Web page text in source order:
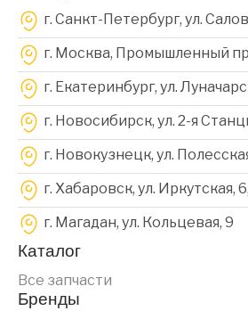
г. Санкт-Петербург, ул.
г. Москва, Промышленный
г. Екатеринбург, ул.
г. Новосибирск, ул. 2-я
г. Новокузнецк, ул.
г. Хабаровск, ул. Иркутская,
г. Магадан, ул. Кольцевая, 9
Каталог
Все запчасти
Бренды